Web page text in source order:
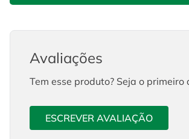
Avaliações
Tem esse produto? Seja o
ESCREVER AVALIAÇÃO